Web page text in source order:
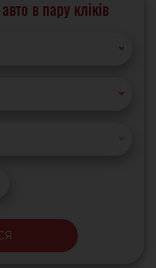
в пару кліків